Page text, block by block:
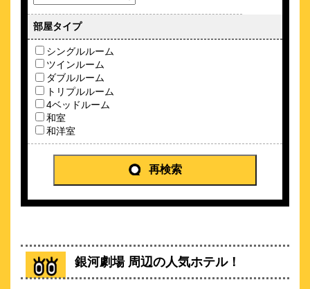
JR品川駅徒歩１０分京急北品川駅徒歩２分。人情あふれる下町
旅人宿
KAGO #34 by Shukuba HOTEL
\15,000～
日々の中のＰｒｅｃｉｏｕｓな時間を過ごせるアパルトマン
フレックステイイン品川
ストリングスホテル東京インターコンチ
ネンタル by IHG
部屋タイプ
シングルルーム
ツインルーム
ダブルルーム
トリプルルーム
4ベッドルーム
和室
和洋室
再検索
銀河劇場 周辺の人気ホテル！